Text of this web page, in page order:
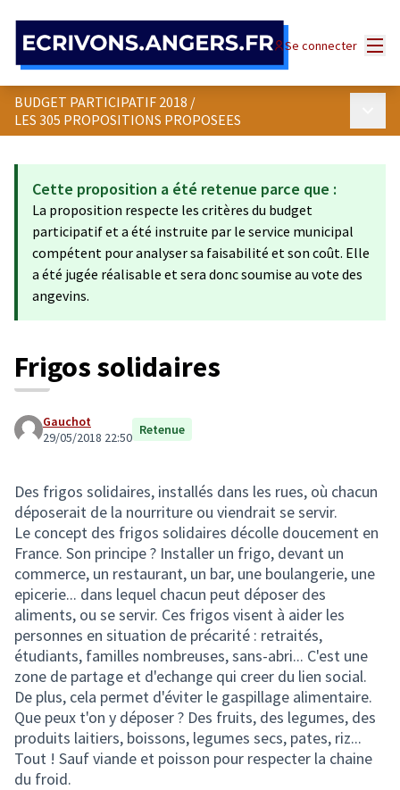
Se connecter
BUDGET PARTICIPATIF 2018 /
LES 305 PROPOSITIONS PROPOSEES
Cette proposition a été retenue parce que :
La proposition respecte les critères du budget
participatif et a été instruite par le service municipal
compétent pour analyser sa faisabilité et son coût. Elle
a été jugée réalisable et sera donc soumise au vote des
angevins.
Frigos solidaires
Gauchot
29/05/2018 22:50 Retenue
Des frigos solidaires, installés dans les rues, où chacun
déposerait de la nourriture ou viendrait se servir.
Le concept des frigos solidaires décolle doucement en
France. Son principe ? Installer un frigo, devant un
commerce, un restaurant, un bar, une boulangerie, une
epicerie... dans lequel chacun peut déposer des
aliments, ou se servir. Ces frigos visent à aider les
personnes en situation de précarité : retraités,
étudiants, familles nombreuses, sans-abri... C'est une
zone de partage et d'echange qui creer du lien social.
De plus, cela permet d'éviter le gaspillage alimentaire.
Que peux t'on y déposer ? Des fruits, des legumes, des
produits laitiers, boissons, legumes secs, pates, riz...
Tout ! Sauf viande et poisson pour respecter la chaine
du froid.